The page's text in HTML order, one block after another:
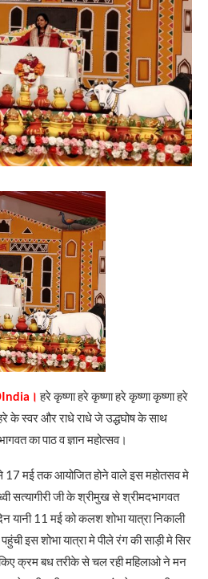
हरे कृष्णा हरे कृष्णा हरे कृष्णा कृष्णा हरे
हरे के स्वर और राधे राधे जे उद्धघोष के साथ
का पाठ व ज्ञान महोत्सव।
17 मई तक आयोजित होने वाले इस महोतसव मे
सत्यागीरी जी के श्रीमुख से श्रीमदभागवत
यानी 11 मई को कलश शोभा यात्रा निकाली
इस शोभा यात्रा मे पीले रंग की साड़ी मे सिर
क्रम बध तरीके से चल रही महिलाओ ने मन